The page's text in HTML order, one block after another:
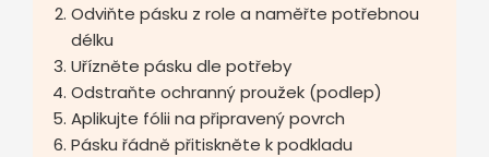
Odviňte pásku z role a naměřte potřebnou
délku
Uřízněte pásku dle potřeby
Odstraňte ochranný proužek (podlep)
Aplikujte fólii na připravený povrch
Pásku řádně přitiskněte k podkladu